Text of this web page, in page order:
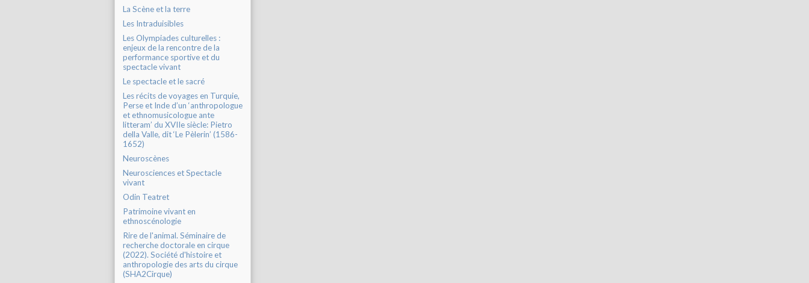
La Scène et la terre
Les Intraduisibles
Les Olympiades culturelles :
enjeux de la rencontre de la
performance sportive et du
spectacle vivant
Le spectacle et le sacré
Les récits de voyages en Turquie,
Perse et Inde d’un ‘anthropologue
et ethnomusicologue ante
litteram’ du XVIIe siècle: Pietro
della Valle, dit ‘Le Pèlerin’ (1586-
1652)
Neuroscènes
Neurosciences et Spectacle
vivant
Odin Teatret
Patrimoine vivant en
ethnoscénologie
Rire de l'animal. Séminaire de
recherche doctorale en cirque
(2022). Société d'histoire et
anthropologie des arts du cirque
(SHA2Cirque)